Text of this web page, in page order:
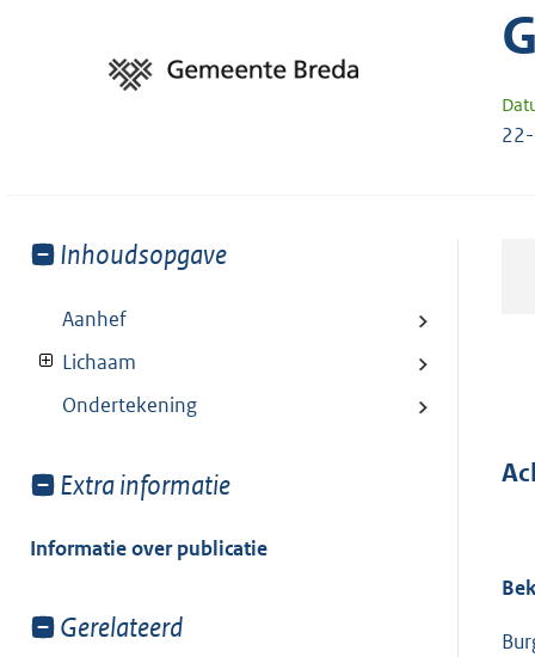
Toon
van:
Inhoudsopgave
Aanhef
Lichaam
Ondertekening
Toon
van:
Extra informatie
Informatie over publicatie
Toon
Gerelateerd